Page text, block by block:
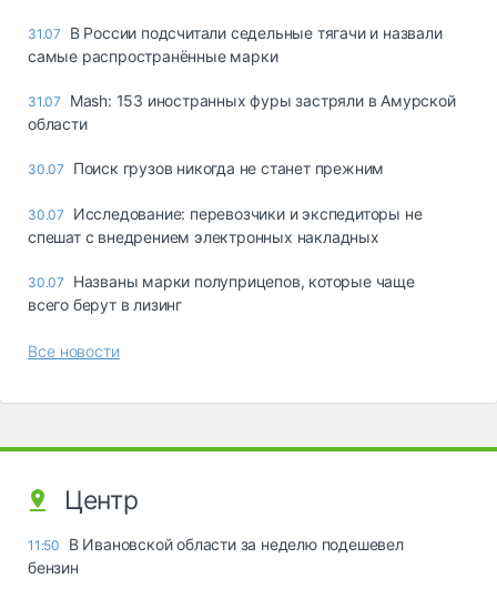
31.07
В России подсчитали седельные тягачи и назвали
самые распространённые марки
31.07
Mash: 153 иностранных фуры застряли в Амурской
области
30.07 Поиск грузов никогда не станет прежним
30.07
Исследование: перевозчики и экспедиторы не
спешат с внедрением электронных накладных
30.07
Названы марки полуприцепов, которые чаще
всего берут в лизинг
Все новости
Центр
11:50
В Ивановской области за неделю подешевел
бензин